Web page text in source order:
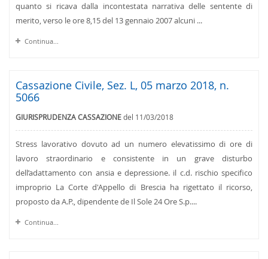
quanto si ricava dalla incontestata narrativa delle sentente di
merito, verso le ore 8,15 del 13 gennaio 2007 alcuni ...
Continua...
Cassazione Civile, Sez. L, 05 marzo 2018, n.
5066
GIURISPRUDENZA CASSAZIONEdel 11/03/2018
Stress lavorativo dovuto ad un numero elevatissimo di ore di
lavoro straordinario e consistente in un grave disturbo
dell’adattamento con ansia e depressione. il c.d. rischio specifico
improprio La Corte d'Appello di Brescia ha rigettato il ricorso,
proposto da A.P., dipendente de Il Sole 24 Ore S.p....
Continua...